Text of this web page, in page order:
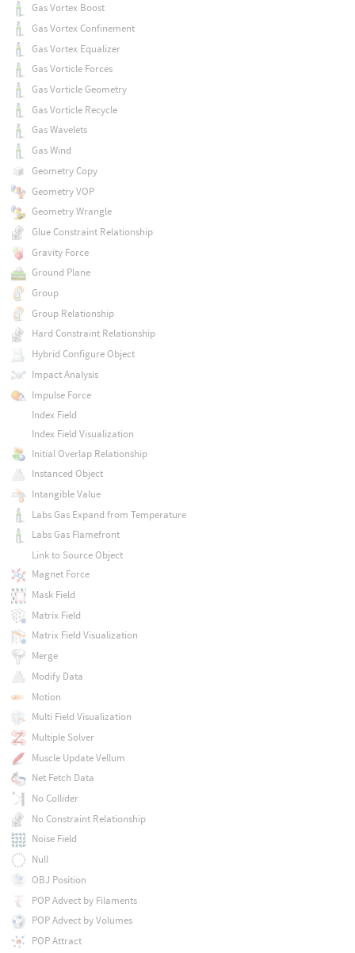
Gas Vortex Boost
Gas Vortex Confinement
Gas Vortex Equalizer
Gas Vorticle Forces
Gas Vorticle Geometry
Gas Vorticle Recycle
Gas Wavelets
Gas Wind
Geometry Copy
Geometry VOP
Geometry Wrangle
Glue Constraint Relationship
Gravity Force
Ground Plane
Group
Group Relationship
Hard Constraint Relationship
Hybrid Configure Object
Impact Analysis
Impulse Force
Index Field
Index Field Visualization
Initial Overlap Relationship
Instanced Object
Intangible Value
Labs Gas Expand from Temperature
Labs Gas Flamefront
Link to Source Object
Magnet Force
Mask Field
Matrix Field
Matrix Field Visualization
Merge
Modify Data
Motion
Multi Field Visualization
Multiple Solver
Muscle Update Vellum
Net Fetch Data
No Collider
No Constraint Relationship
Noise Field
Null
OBJ Position
POP Advect by Filaments
POP Advect by Volumes
POP Attract